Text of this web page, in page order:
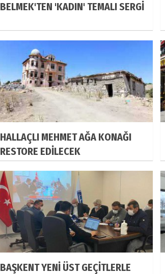
BELMEK'TEN 'KADIN' TEMALI SERGİ
HALLAÇLI MEHMET AĞA KONAĞI
RESTORE EDİLECEK
BAŞKENT YENİ ÜST GEÇİTLERLE